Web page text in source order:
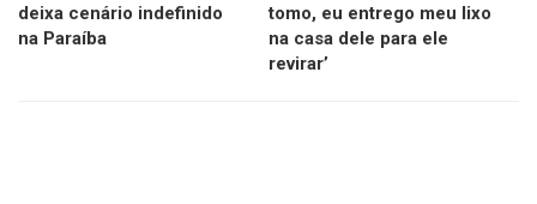
deixa cenário indefinido
na Paraíba
tomo, eu entrego meu lixo
na casa dele para ele
revirar’